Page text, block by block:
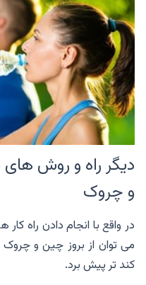
دیگر راه و روش
و چروک
در واقع با انجام دادن راه
می توان از بروز چین و
کند تر پیش برد.